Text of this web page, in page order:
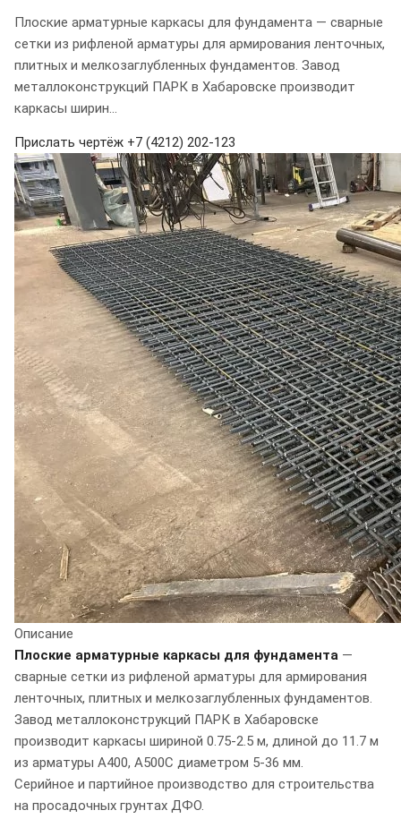
Плоские арматурные каркасы для фундамента — сварные
сетки из рифленой арматуры для армирования ленточных,
плитных и мелкозаглубленных фундаментов. Завод
металлоконструкций ПАРК в Хабаровске производит
каркасы ширин...
Прислать чертёж +7 (4212) 202-123
Описание
Плоские арматурные каркасы для фундамента —
сварные сетки из рифленой арматуры для армирования
ленточных, плитных и мелкозаглубленных фундаментов.
Завод металлоконструкций ПАРК в Хабаровске
производит каркасы шириной 0.75-2.5 м, длиной до 11.7 м
из арматуры A400, A500C диаметром 5-36 мм.
Серийное и партийное производство для строительства
на просадочных грунтах ДФО.